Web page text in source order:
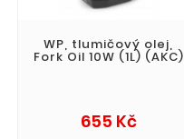
WP, tlumičový olej,
Fork Oil 10W (1L) (AKC)
655 KčCena